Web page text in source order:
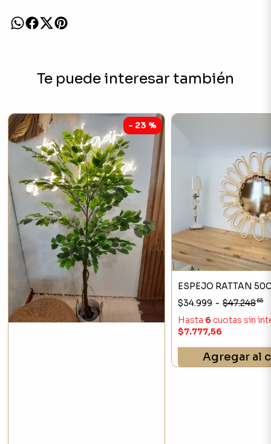
Te puede interesar también
- 23 %
ESPEJO RATTAN
$34.999 - $47.24865
Hasta 6 cuotas sin
$7.777,56
Agregar al